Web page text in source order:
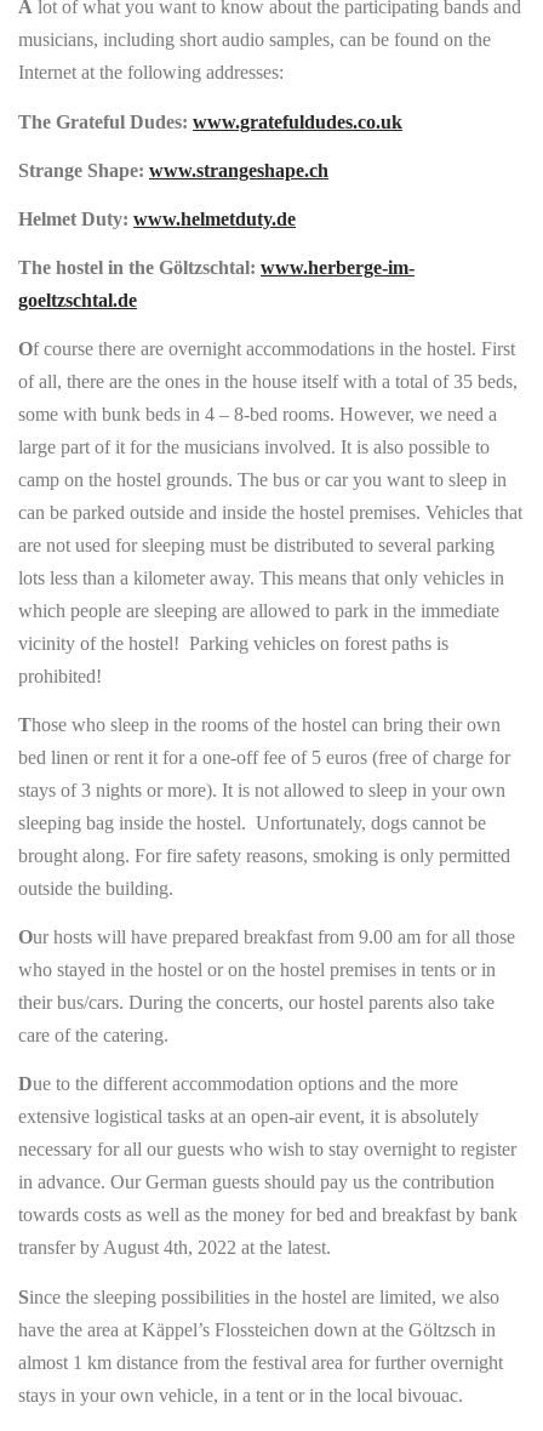
A lot of what you want to know about the participating bands and
musicians, including short audio samples, can be found on the
Internet at the following addresses:
The Grateful Dudes: www.gratefuldudes.co.uk
Strange Shape: www.strangeshape.ch
Helmet Duty: www.helmetduty.de
The hostel in the Göltzschtal: www.herberge-im-
goeltzschtal.de
Of course there are overnight accommodations in the hostel. First
of all, there are the ones in the house itself with a total of 35 beds,
some with bunk beds in 4 – 8-bed rooms. However, we need a
large part of it for the musicians involved. It is also possible to
camp on the hostel grounds. The bus or car you want to sleep in
can be parked outside and inside the hostel premises. Vehicles that
are not used for sleeping must be distributed to several parking
lots less than a kilometer away. This means that only vehicles in
which people are sleeping are allowed to park in the immediate
vicinity of the hostel! Parking vehicles on forest paths is
prohibited!
Those who sleep in the rooms of the hostel can bring their own
bed linen or rent it for a one-off fee of 5 euros (free of charge for
stays of 3 nights or more). It is not allowed to sleep in your own
sleeping bag inside the hostel. Unfortunately, dogs cannot be
brought along. For fire safety reasons, smoking is only permitted
outside the building.
Our hosts will have prepared breakfast from 9.00 am for all those
who stayed in the hostel or on the hostel premises in tents or in
their bus/cars. During the concerts, our hostel parents also take
care of the catering.
Due to the different accommodation options and the more
extensive logistical tasks at an open-air event, it is absolutely
necessary for all our guests who wish to stay overnight to register
in advance. Our German guests should pay us the contribution
towards costs as well as the money for bed and breakfast by bank
transfer by August 4th, 2022 at the latest.
Since the sleeping possibilities in the hostel are limited, we also
have the area at Käppel’s Flossteichen down at the Göltzsch in
almost 1 km distance from the festival area for further overnight
stays in your own vehicle, in a tent or in the local bivouac.